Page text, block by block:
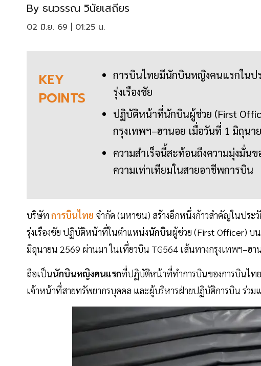
By ธนวรรณ วินัยเสถียร
02 มิ.ย. 69 | 01:25 น.
KEY
POINTS
การบินไทยมีนักบินหญิงคนแรกในป
รุ่งเรืองชัย
ปฏิบัติหน้าที่นักบินผู้ช่วย (First
กรุงเทพฯ–ฮานอย เมื่อวันที่ 1 มิถุนา
ความสำเร็จนี้สะท้อนถึงความมุ่งมั่น
ความเท่าเทียมในสายอาชีพการบิน
บริษัท การบินไทย จำกัด (มหาชน) สร้างอีกหนึ่งก้าวสำคัญในประ
รุ่งเรืองชัย ปฏิบัติหน้าที่ในตำแหน่งนักบินผู้ช่วย (First Officer) บ
มิถุนายน 2569 ผ่านมา ในเที่ยวบิน TG564 เส้นทางกรุงเทพฯ–ฮ
ถือเป็นนักบินหญิงคนแรกที่ปฏิบัติหน้าที่ทำการบินของการบินไทย
เจ้าหน้าที่สายทรัพยากรบุคคล และผู้บริหารฝ่ายปฏิบัติการบิน ร่วม